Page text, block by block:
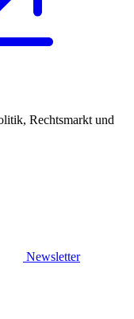
Rechtsmarkt und
Newsletter